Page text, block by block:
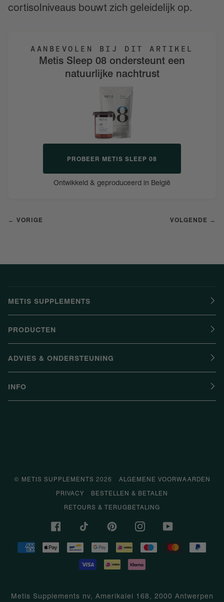
cortisolniveaus bouwt zich geleidelijk op.
AANBEVOLEN BIJ DIT ARTIKEL
Metis Sleep 08 ondersteunt een
natuurlijke nachtrust
PROBEER METIS SLEEP 08
Ontwikkeld & geproduceerd in België
← VORIGE VOLGENDE →
METIS SUPPLEMENTS
PRODUCTEN
ADVIES & ONDERSTEUNING
INFO
© METIS SUPPLEMENTS 2026
ALGEMENE VOORWAARDEN
PRIVACY
BESTELLEN & BETALEN
RETOURS & TERUGBETALING
FACEBOOKTIKTOK PINTERESTINSTAGRAMYOUTUBE
AMERICAN
EXPRESS
APPLE
PAY
BANCONTACT
GOOGLE
PAY
IDEAL MAESTROMASTER
VISA IDEAL KLARNA
Metis Supplements nv, Amerikalei 168, 2000 Antwerpen